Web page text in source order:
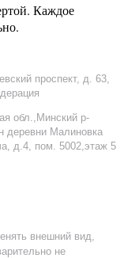
Каждое
проспект, д. 63,
обл.,Минский р-
деревни Малиновка
д.4, пом. 5002,этаж 5
внешний вид,
не